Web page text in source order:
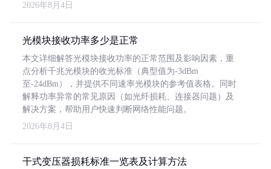
2026年8月4日
光模块接收功率多少是正常
本文详细解答光模块接收功率的正常范围及影响因素，重
点分析千兆光模块的收光标准（典型值为-3dBm
至-24dBm），并提供不同速率光模块的参考值表格。同时
解释功率异常的常见原因（如光纤损耗、连接器问题）及
解决方案，帮助用户快速判断网络性能问题。
2026年8月4日
干式变压器损耗标准一览表及计算方法